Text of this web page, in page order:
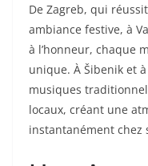
De Zagreb, qui
ambiance festive, à
à l’honneur, chaque
unique. À Šibenik et
musiques
locaux, créant une
instantanément chez